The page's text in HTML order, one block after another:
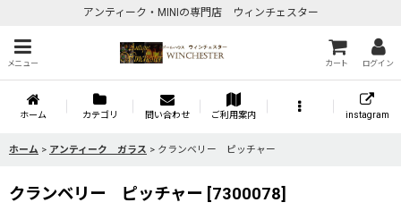
アンティーク・MINIの専門店 ウィンチェスター
メニュー カート ログイン
ホーム カテゴリ 問い合わせ ご利用案内 instagram
ホーム > アンティーク ガラス > クランベリー ピッチャー
クランベリー ピッチャー [7300078]